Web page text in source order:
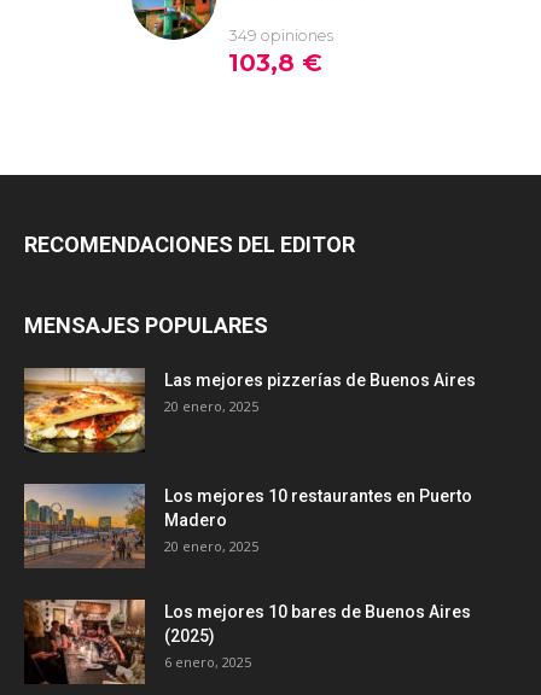
RECOMENDACIONES DEL EDITOR
MENSAJES POPULARES
Las mejores pizzerías de Buenos Aires
20 enero, 2025
Los mejores 10 restaurantes en Puerto
Madero
20 enero, 2025
Los mejores 10 bares de Buenos Aires
(2025)
6 enero, 2025